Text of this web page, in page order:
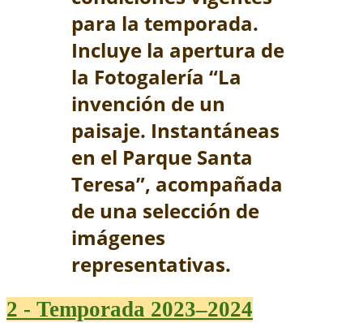
para la temporada.
Incluye la apertura de
la Fotogalería “La
invención de un
paisaje. Instantáneas
en el Parque Santa
Teresa”, acompañada
de una selección de
imágenes
representativas.
2 - Temporada 2023–2024